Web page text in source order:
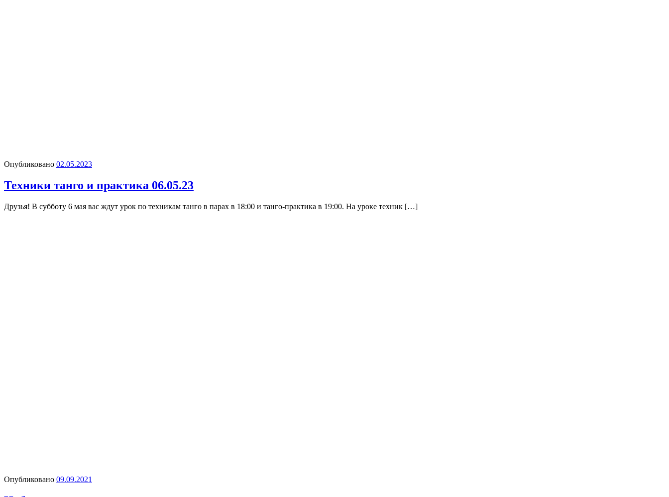
Опубликовано 02.05.2023
Техники танго и практика 06.05.23
Друзья! В субботу 6 мая вас ждут урок по техникам танго в парах в 18:00 и танго-практика в 19:00. На уроке техник […]
Опубликовано 09.09.2021